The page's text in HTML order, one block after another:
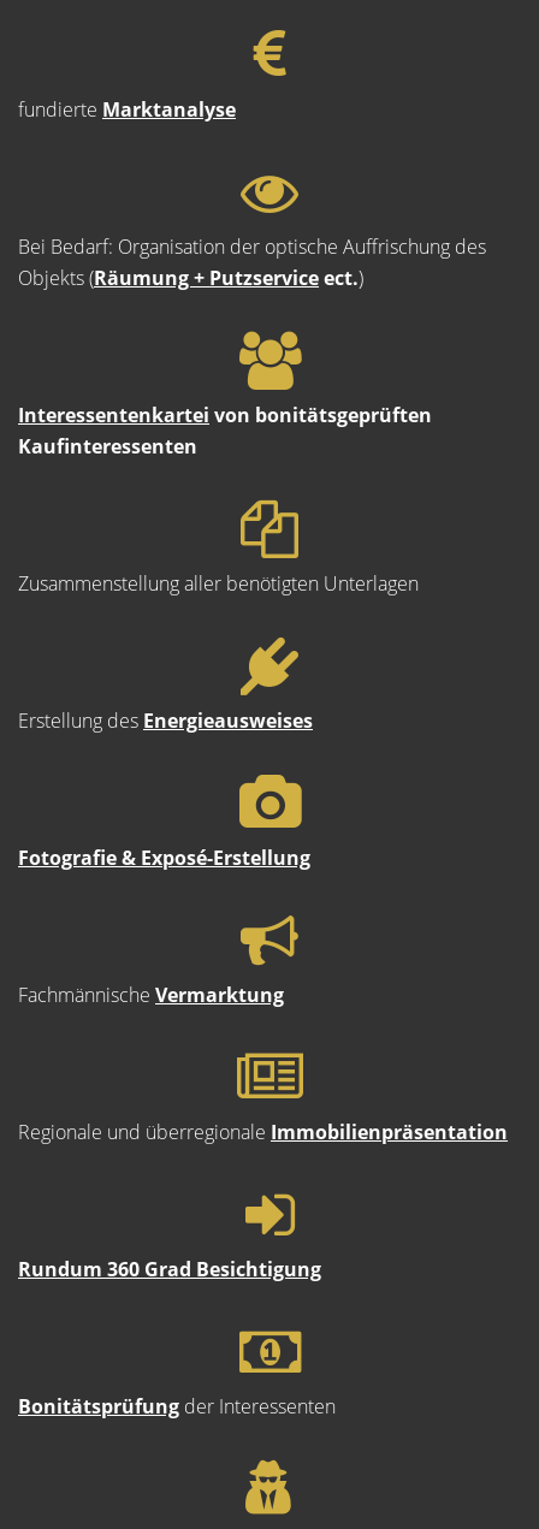
fundierte Marktanalyse
Bei Bedarf: Organisation der optische Auffrischung des
Objekts (Räumung + Putzserviceect.)
Interessentenkartei von bonitätsgeprüften
Kaufinteressenten
Zusammenstellung aller benötigten Unterlagen
Erstellung des Energieausweises
Fotografie & Exposé-Erstellung
Fachmännische Vermarktung
Regionale und überregionale Immobilienpräsentation
Rundum 360 Grad Besichtigung
Bonitätsprüfung der Interessenten